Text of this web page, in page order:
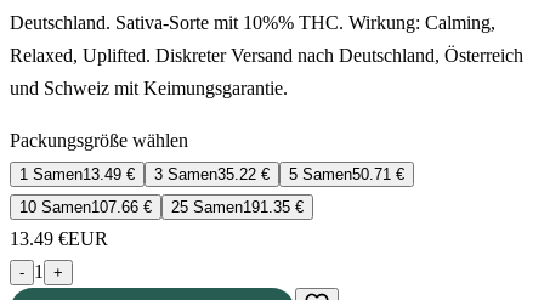
Deutschland. Sativa-Sorte mit 10%% THC. Wirkung: Calming,
Relaxed, Uplifted. Diskreter Versand nach Deutschland, Österreich
und Schweiz mit Keimungsgarantie.
Packungsgröße wählen
1 Samen13.49 € 3 Samen35.22 € 5 Samen50.71 €
10 Samen107.66 € 25 Samen191.35 €
13.49 €EUR
- 1 +